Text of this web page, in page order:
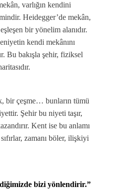
varlığın kendini
Heidegger’de mekân,
bir yönelim alanıdır.
kendi mekânını
Bu bakışla şehir, fiziksel
bir çeşme… bunların tümü
Şehir bu niyeti taşır,
Kent ise bu anlamı
zamanı böler, ilişkiyi
bizi yönlendirir.”